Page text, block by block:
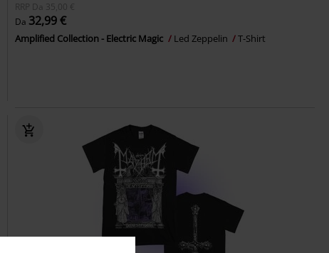
RRP
Da
35,00 €
Da 32,99 €
Amplified Collection - Electric Magic Led Zeppelin T-Shirt